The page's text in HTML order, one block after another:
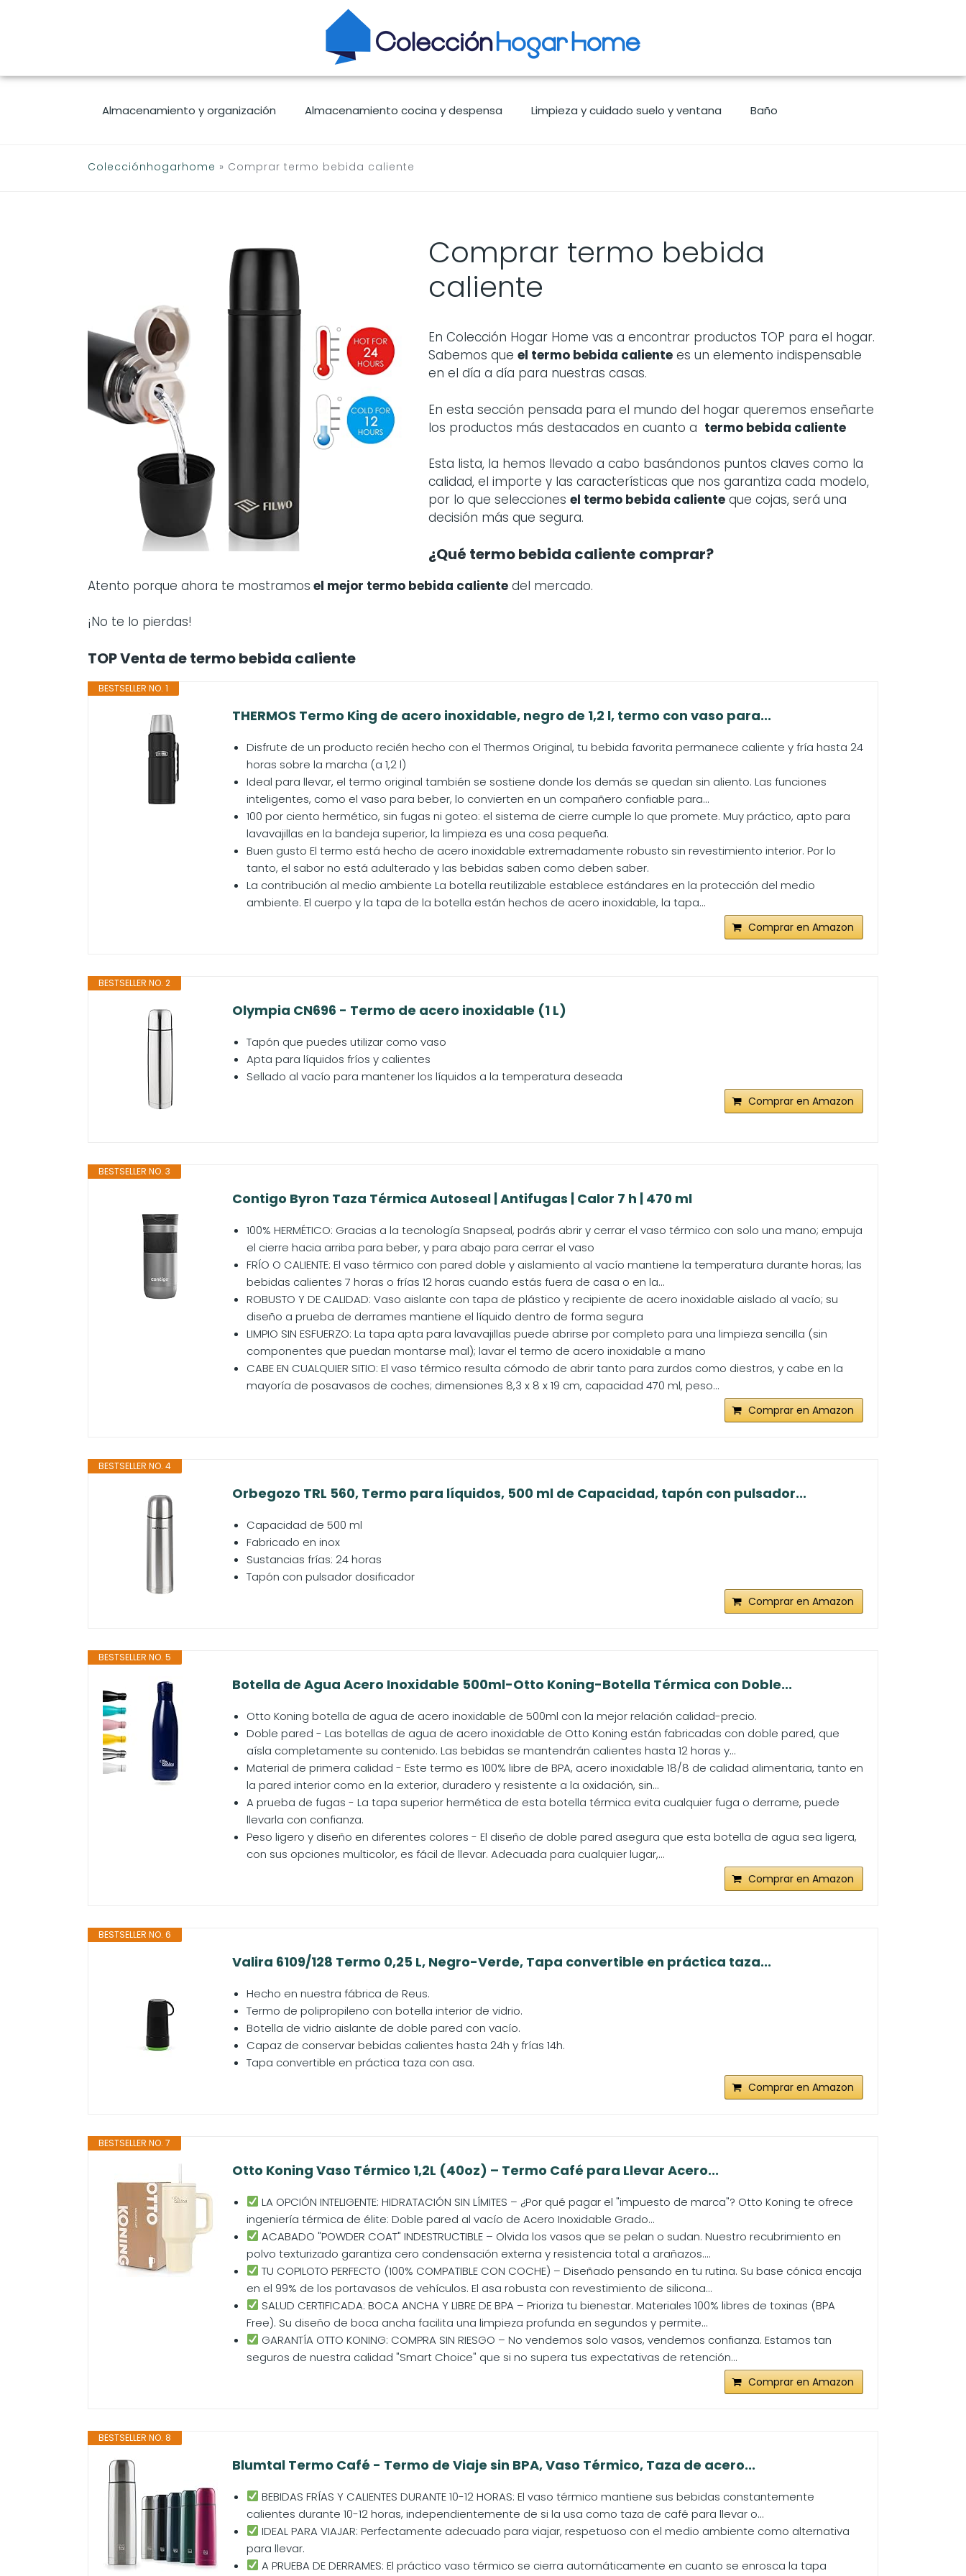
Almacenamiento y organización Almacenamiento cocina y despensa Limpieza y cuidado suelo y ventana Baño
Colecciónhogarhome » Comprar termo bebida caliente
Comprar termo bebida
caliente
En Colección Hogar Home vas a encontrar productos TOP para el hogar.
Sabemos que el termo bebida caliente es un elemento indispensable
en el día a día para nuestras casas.
En esta sección pensada para el mundo del hogar queremos enseñarte
los productos más destacados en cuanto a termo bebida caliente
Esta lista, la hemos llevado a cabo basándonos puntos claves como la
calidad, el importe y las características que nos garantiza cada modelo,
por lo que selecciones el termo bebida caliente que cojas, será una
decisión más que segura.
¿Qué termo bebida caliente comprar?
Atento porque ahora te mostramos el mejor termo bebida caliente del mercado.
¡No te lo pierdas!
TOP Venta de termo bebida caliente
BESTSELLER NO. 1
THERMOS Termo King de acero inoxidable, negro de 1,2 l, termo con vaso para...
Disfrute de un producto recién hecho con el Thermos Original, tu bebida favorita permanece caliente y fría hasta 24
horas sobre la marcha (a 1,2 l)
Ideal para llevar, el termo original también se sostiene donde los demás se quedan sin aliento. Las funciones
inteligentes, como el vaso para beber, lo convierten en un compañero confiable para...
100 por ciento hermético, sin fugas ni goteo: el sistema de cierre cumple lo que promete. Muy práctico, apto para
lavavajillas en la bandeja superior, la limpieza es una cosa pequeña.
Buen gusto El termo está hecho de acero inoxidable extremadamente robusto sin revestimiento interior. Por lo
tanto, el sabor no está adulterado y las bebidas saben como deben saber.
La contribución al medio ambiente La botella reutilizable establece estándares en la protección del medio
ambiente. El cuerpo y la tapa de la botella están hechos de acero inoxidable, la tapa...
Comprar en Amazon
BESTSELLER NO. 2
Olympia CN696 - Termo de acero inoxidable (1 L)
Tapón que puedes utilizar como vaso
Apta para líquidos fríos y calientes
Sellado al vacío para mantener los líquidos a la temperatura deseada
Comprar en Amazon
BESTSELLER NO. 3
Contigo Byron Taza Térmica Autoseal | Antifugas | Calor 7 h | 470 ml
100% HERMÉTICO: Gracias a la tecnología Snapseal, podrás abrir y cerrar el vaso térmico con solo una mano; empuja
el cierre hacia arriba para beber, y para abajo para cerrar el vaso
FRÍO O CALIENTE: El vaso térmico con pared doble y aislamiento al vacío mantiene la temperatura durante horas; las
bebidas calientes 7 horas o frías 12 horas cuando estás fuera de casa o en la...
ROBUSTO Y DE CALIDAD: Vaso aislante con tapa de plástico y recipiente de acero inoxidable aislado al vacío; su
diseño a prueba de derrames mantiene el líquido dentro de forma segura
LIMPIO SIN ESFUERZO: La tapa apta para lavavajillas puede abrirse por completo para una limpieza sencilla (sin
componentes que puedan montarse mal); lavar el termo de acero inoxidable a mano
CABE EN CUALQUIER SITIO: El vaso térmico resulta cómodo de abrir tanto para zurdos como diestros, y cabe en la
mayoría de posavasos de coches; dimensiones 8,3 x 8 x 19 cm, capacidad 470 ml, peso...
Comprar en Amazon
BESTSELLER NO. 4
Orbegozo TRL 560, Termo para líquidos, 500 ml de Capacidad, tapón con pulsador...
Capacidad de 500 ml
Fabricado en inox
Sustancias frías: 24 horas
Tapón con pulsador dosificador
Comprar en Amazon
BESTSELLER NO. 5
Botella de Agua Acero Inoxidable 500ml-Otto Koning-Botella Térmica con Doble...
Otto Koning botella de agua de acero inoxidable de 500ml con la mejor relación calidad-precio.
Doble pared - Las botellas de agua de acero inoxidable de Otto Koning están fabricadas con doble pared, que
aísla completamente su contenido. Las bebidas se mantendrán calientes hasta 12 horas y...
Material de primera calidad - Este termo es 100% libre de BPA, acero inoxidable 18/8 de calidad alimentaria, tanto en
la pared interior como en la exterior, duradero y resistente a la oxidación, sin...
A prueba de fugas - La tapa superior hermética de esta botella térmica evita cualquier fuga o derrame, puede
llevarla con confianza.
Peso ligero y diseño en diferentes colores - El diseño de doble pared asegura que esta botella de agua sea ligera,
con sus opciones multicolor, es fácil de llevar. Adecuada para cualquier lugar,...
Comprar en Amazon
BESTSELLER NO. 6
Valira 6109/128 Termo 0,25 L, Negro-Verde, Tapa convertible en práctica taza...
Hecho en nuestra fábrica de Reus.
Termo de polipropileno con botella interior de vidrio.
Botella de vidrio aislante de doble pared con vacío.
Capaz de conservar bebidas calientes hasta 24h y frías 14h.
Tapa convertible en práctica taza con asa.
Comprar en Amazon
BESTSELLER NO. 7
Otto Koning Vaso Térmico 1,2L (40oz) – Termo Café para Llevar Acero...
LA OPCIÓN INTELIGENTE: HIDRATACIÓN SIN LÍMITES – ¿Por qué pagar el "impuesto de marca"? Otto Koning te ofrece
ingeniería térmica de élite: Doble pared al vacío de Acero Inoxidable Grado...
ACABADO "POWDER COAT" INDESTRUCTIBLE – Olvida los vasos que se pelan o sudan. Nuestro recubrimiento en
polvo texturizado garantiza cero condensación externa y resistencia total a arañazos....
TU COPILOTO PERFECTO (100% COMPATIBLE CON COCHE) – Diseñado pensando en tu rutina. Su base cónica encaja
en el 99% de los portavasos de vehículos. El asa robusta con revestimiento de silicona...
SALUD CERTIFICADA: BOCA ANCHA Y LIBRE DE BPA – Prioriza tu bienestar. Materiales 100% libres de toxinas (BPA
Free). Su diseño de boca ancha facilita una limpieza profunda en segundos y permite...
GARANTÍA OTTO KONING: COMPRA SIN RIESGO – No vendemos solo vasos, vendemos confianza. Estamos tan
seguros de nuestra calidad "Smart Choice" que si no supera tus expectativas de retención...
Comprar en Amazon
BESTSELLER NO. 8
Blumtal Termo Café - Termo de Viaje sin BPA, Vaso Térmico, Taza de acero...
BEBIDAS FRÍAS Y CALIENTES DURANTE 10-12 HORAS: El vaso térmico mantiene sus bebidas constantemente
calientes durante 10-12 horas, independientemente de si la usa como taza de café para llevar o...
IDEAL PARA VIAJAR: Perfectamente adecuado para viajar, respetuoso con el medio ambiente como alternativa
para llevar.
A PRUEBA DE DERRAMES: El práctico vaso térmico se cierra automáticamente en cuanto se enrosca la tapa